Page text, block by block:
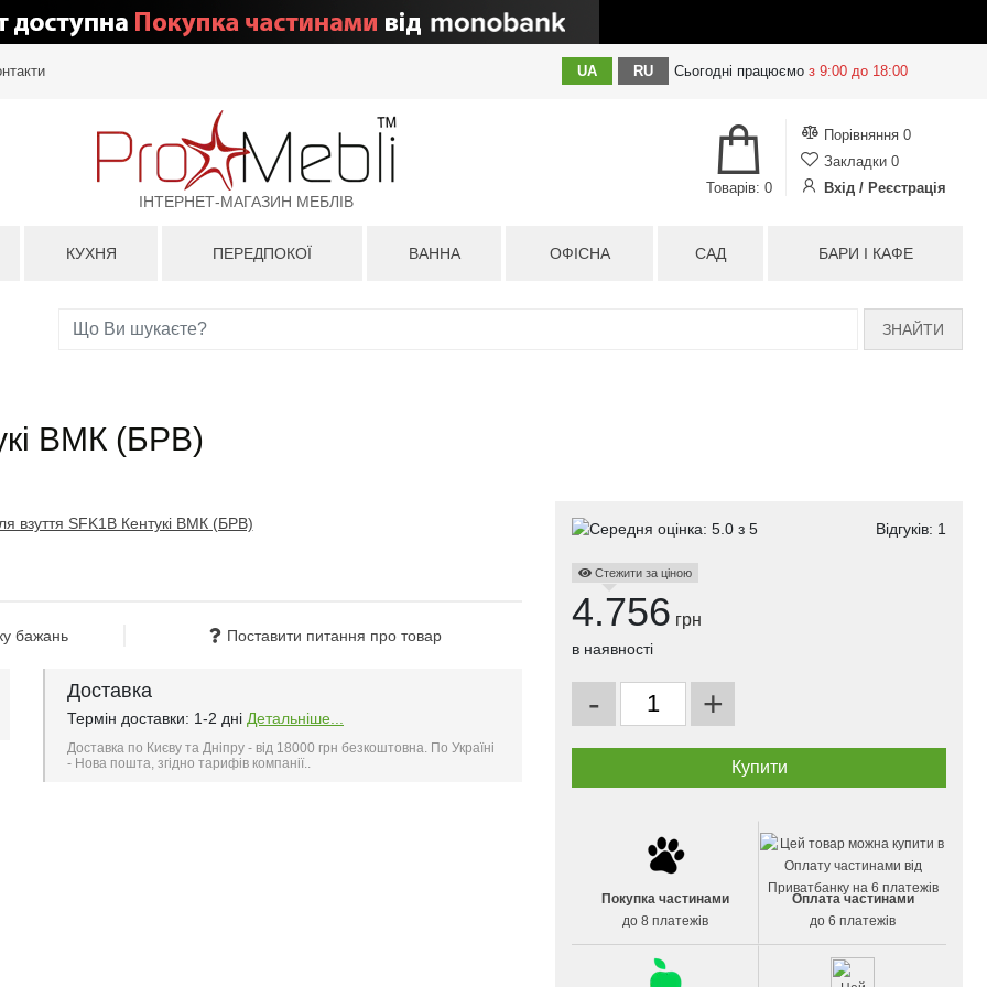
UA RU Сьогодні працюємо з 9:00 до 18:00
ІНТЕРНЕТ-МАГАЗИН МЕБЛІВ
Порівняння 0
Закладки 0
Вхід / Реєстрація
Товарів: 0
КУХНЯ ПЕРЕДПОКОЇ ВАННА ОФІСНА САД БАРИ І КАФЕ
ЗНАЙТИ
ВМК (БРВ)
бажань Поставити питання про товар
Доставка
Термін доставки: 1-2 дні Детальніше...
Доставка по Києву та Дніпру - від 18000 грн безкоштовна. По Україні
- Нова пошта, згідно тарифів компанії..
Відгуків: 1
Стежити за ціною
4.756 грн
в наявності
- +
Покупка частинами
до 8 платежів
Оплата частинами
до 6 платежів